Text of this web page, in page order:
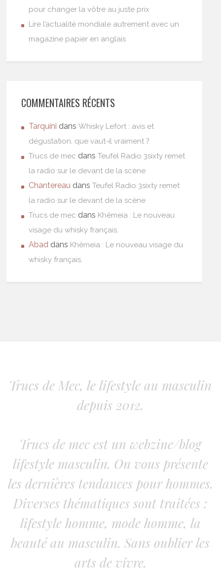
pour changer la vôtre au juste prix
Lire l’actualité mondiale autrement avec un
magazine papier en anglais
COMMENTAIRES RÉCENTS
Tarquini dansWhisky Lefort : avis et
dégustation, que vaut-il vraiment ?
Trucs de mec dansTeufel Radio 3sixty remet
la radio sur le devant de la scène
Chantereau dansTeufel Radio 3sixty remet
la radio sur le devant de la scène
Trucs de mec dans Khêmeia : Le nouveau
visage du whisky français.
Abad dans Khêmeia : Le nouveau visage du
whisky français.
Trucs de Mec, le lifestyle au masculin
depuis 2012.
Trucs de mec est un webzine/blog
lifestyle masculin. On vous présente
les dernières tendances pour hommes.
Diverses thématiques sont traitées :
lifestyle homme, mode homme, la
beauté au masculin. Sans oublier les
arts de vivre.